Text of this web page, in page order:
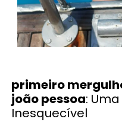
primeiro
joão pessoa:
Inesquecível